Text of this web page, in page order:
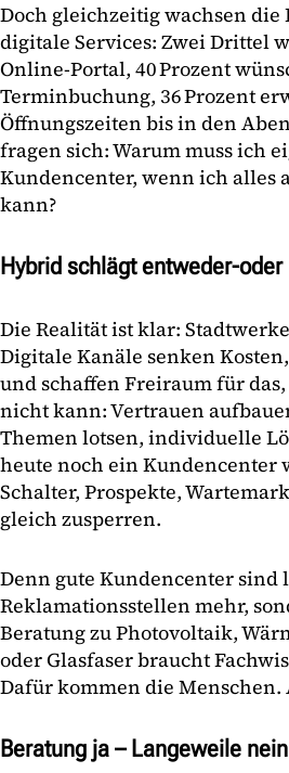
Doch gleichzeitig wachsen die
digitale Services: Zwei Drittel
Online-Portal, 40 Prozent
Terminbuchung, 36 Prozent
Öffnungszeiten bis in den
fragen sich: Warum muss ich
Kundencenter, wenn ich alles
kann?
Hybrid schlägt entweder-oder
Die Realität ist klar:
Digitale Kanäle senken
und schaffen Freiraum für
nicht kann: Vertrauen
Themen lotsen, individuelle
heute noch ein Kundencenter
Schalter, Prospekte,
gleich zusperren.
Denn gute Kundencenter sind
Reklamationsstellen mehr,
Beratung zu Photovoltaik,
oder Glasfaser braucht
Dafür kommen die
Beratung ja – Langeweile nein